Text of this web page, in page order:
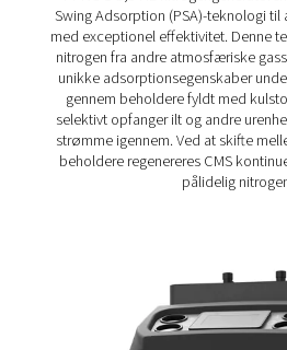
PPNG 1-5,5 HE
PPNG 1-5,5 HE giver dig
et kompakt design, der
energiforbrug og de lave
og energispild, mens den
ydeevne og CMS-beskyttelse.